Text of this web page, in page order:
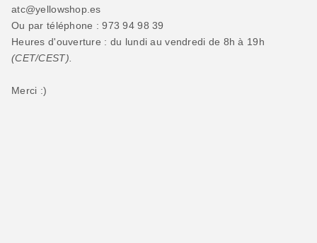
atc@yellowshop.es
Ou par téléphone : 973 94 98 39
Heures d'ouverture : du lundi au vendredi de 8h à 19h
(CET/CEST).
Merci :)